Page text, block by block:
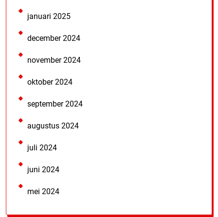
januari 2025
december 2024
november 2024
oktober 2024
september 2024
augustus 2024
juli 2024
juni 2024
mei 2024